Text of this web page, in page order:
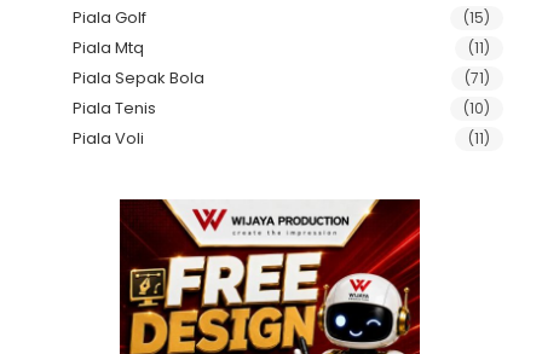
Piala Golf (15)
Piala Mtq (11)
Piala Sepak Bola (71)
Piala Tenis (10)
Piala Voli (11)